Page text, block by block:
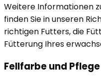
Weitere Informationen
finden Sie in unseren
richtigen Futters, die
Fütterung Ihres
Fellfarbe und